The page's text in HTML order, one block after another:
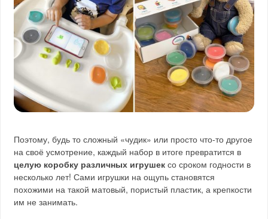
Поэтому, будь то сложный «чудик» или просто что-то другое
на своё усмотрение, каждый набор в итоге превратится в
целую коробку различных игрушек со сроком годности в
несколько лет! Сами игрушки на ощупь становятся
похожими на такой матовый, пористый пластик, а крепкости
им не занимать.